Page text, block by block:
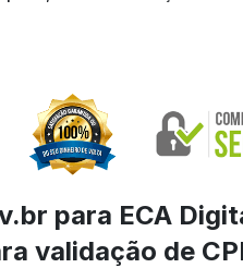
para ECA
validação de